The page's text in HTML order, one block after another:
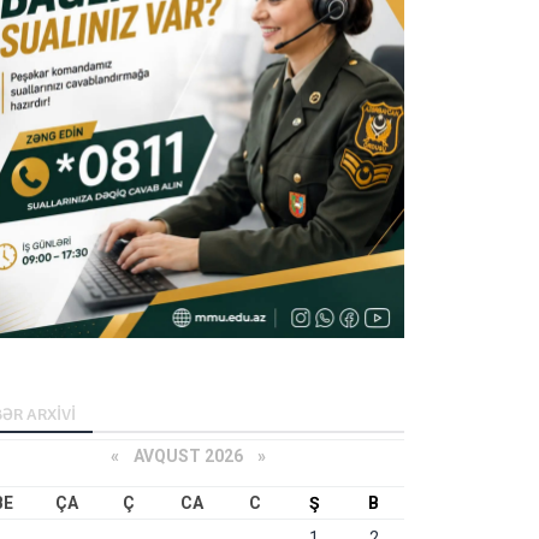
ARXİVİ
« AVQUST 2026 »
ÇA Ç CA C Ş
B